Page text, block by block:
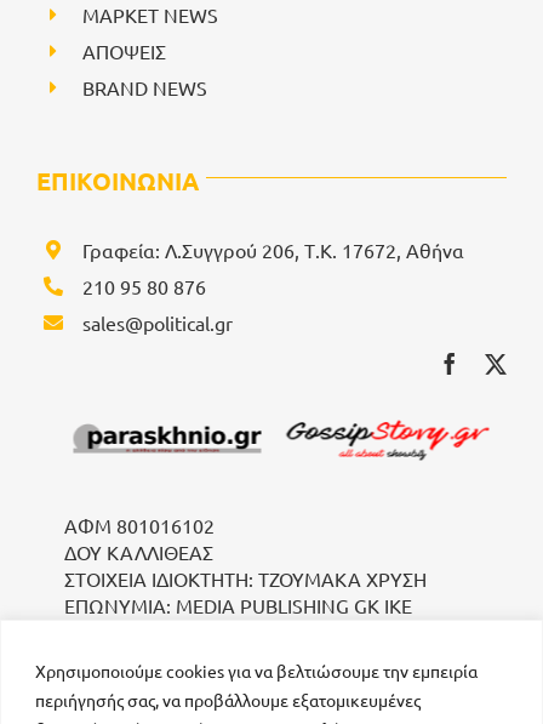
Χρησιμοποιούμε cookies για να βελτιώσουμε την εμπειρία
περιήγησής σας, να προβάλλουμε εξατομικευμένες
ΜΑΡΚΕΤ NEWS
ΑΠΟΨΕΙΣ
BRAND NEWS
ΕΠΙΚΟΙΝΩΝΙΑ
Γραφεία: Λ.Συγγρού 206, Τ.Κ. 17672, Αθήνα
210 95 80 876
sales@political.gr
ΑΦΜ 801016102
ΔΟΥ ΚΑΛΛΙΘΕΑΣ
ΣΤΟΙΧΕΙΑ ΙΔΙΟΚΤΗΤΗ: ΤΖΟΥΜΑΚΑ ΧΡΥΣΗ
ΕΠΩΝΥΜΙΑ: MEDIA PUBLISHING GK IKE